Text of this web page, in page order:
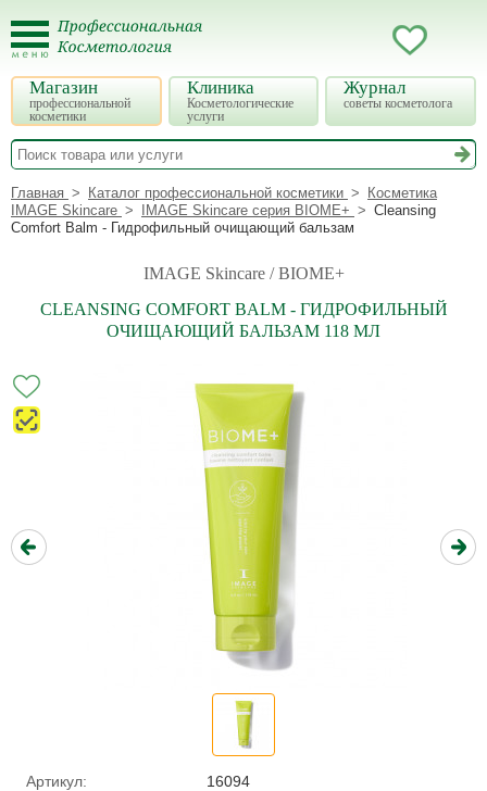
Магазин
профессиональной
косметики
Клиника
Косметологические
услуги
Журнал
советы косметолога
Главная Каталог профессиональной косметики
Косметика
IMAGE Skincare
IMAGE Skincare серия BIOME+
Cleansing
Comfort Balm - Гидрофильный очищающий бальзам
IMAGE Skincare / BIOME+
CLEANSING COMFORT BALM - ГИДРОФИЛЬНЫЙ
ОЧИЩАЮЩИЙ БАЛЬЗАМ 118 МЛ
Артикул:
16094